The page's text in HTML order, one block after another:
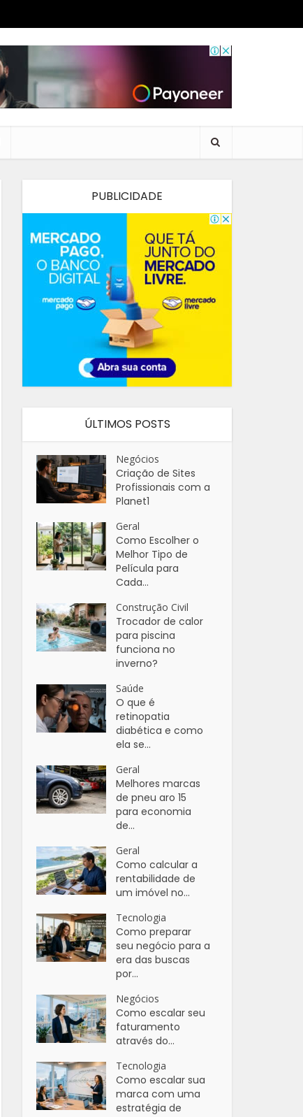
PUBLICIDADE
ÚLTIMOS POSTS
Negócios
Criação de Sites
Profissionais com a
Planet1
Geral
Como Escolher o
Melhor Tipo de
Película para
Cada...
Construção Civil
Trocador de calor
para piscina
funciona no
inverno?
Saúde
O que é
retinopatia
diabética e como
ela se...
Geral
Melhores marcas
de pneu aro 15
para economia
de...
Geral
Como calcular a
rentabilidade de
um imóvel no...
Tecnologia
Como preparar
seu negócio para a
era das buscas
por...
Negócios
Como escalar seu
faturamento
através do...
Tecnologia
Como escalar sua
marca com uma
estratégia de